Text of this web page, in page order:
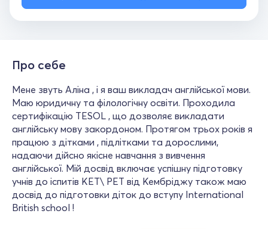
Про себе
Мене звуть Аліна , і я ваш викладач англійської мови.
Маю юридичну та філологічну освіти. Проходила
сертифікацію TESOL , що дозволяє викладати
англійську мову закордоном. Протягом трьох років я
працюю з дітками , підлітками та дорослими,
надаючи дійсно якісне навчання з вивчення
англійської. Мій досвід включає успішну підготовку
учнів до іспитів KET\ PET від Кембріджу також маю
досвід до підготовки діток до вступу International
British school !